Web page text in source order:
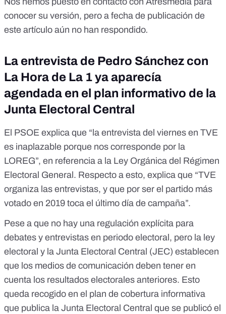
conocer su versión, pero a fecha de publicación de
este artículo aún no han respondido.
La entrevista de Pedro Sánchez con
La Hora de La 1 ya aparecía
agendada en el plan informativo de la
Junta Electoral Central
El PSOE explica que “la entrevista del viernes en TVE
es inaplazable porque nos corresponde por la
LOREG”, en referencia a la Ley Orgánica del Régimen
Electoral General . Respecto a esto, explica que “TVE
organiza las entrevistas, y que por ser el partido más
votado en 2019 toca el último día de campaña”.
Pese a que no hay una regulación explícita para
debates y entrevistas en periodo electoral, pero la ley
electoral y la Junta Electoral Central (JEC) establecen
que los medios de comunicación deben tener en
cuenta los resultados electorales anteriores. Esto
queda recogido en el plan de cobertura informativa
que publica la Junta Electoral Central que se publicó el